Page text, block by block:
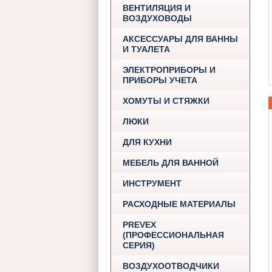
ВЕНТИЛЯЦИЯ И
ВОЗДУХОВОДЫ
АКСЕССУАРЫ ДЛЯ ВАННЫ
И ТУАЛЕТА
ЭЛЕКТРОПРИБОРЫ И
ПРИБОРЫ УЧЕТА
ХОМУТЫ И СТЯЖКИ
ЛЮКИ
ДЛЯ КУХНИ
МЕБЕЛЬ ДЛЯ ВАННОЙ
ИНСТРУМЕНТ
РАСХОДНЫЕ МАТЕРИАЛЫ
PREVEX
(ПРОФЕССИОНАЛЬНАЯ
СЕРИЯ)
ВОЗДУХООТВОДЧИКИ